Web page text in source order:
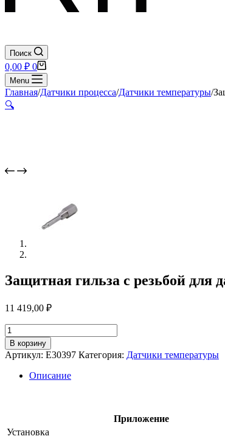
Поиск
Корзина
0,00 ₽ 0
Menu
Главная/Датчики процесса/Датчики температуры/
🔍
Защитная гильза с резьбой для
11 419,00 ₽
Количество
товара
Защитная
гильза
резьбой
e30397
В корзину
Артикул: E30397 Категория: Датчики температуры
Описание
Приложение
Установка